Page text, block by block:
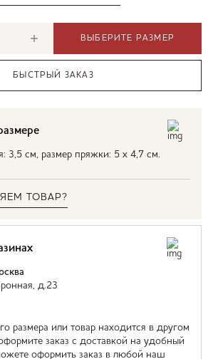
ВЫБЕРИТЕ РАЗМЕР
БЫСТРЫЙ ЗАКАЗ
3,5 см, размер пряжки: 5 х 4,7 см.
ТОВАР?
д.23
размера или товар находится в другом
заказ с доставкой на удобный
оформить заказ в любой наш